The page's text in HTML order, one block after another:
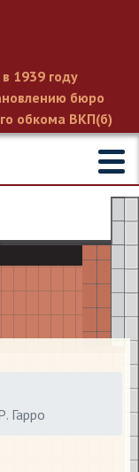
1939 году
бюро
обкома ВКП(б)
Гарро